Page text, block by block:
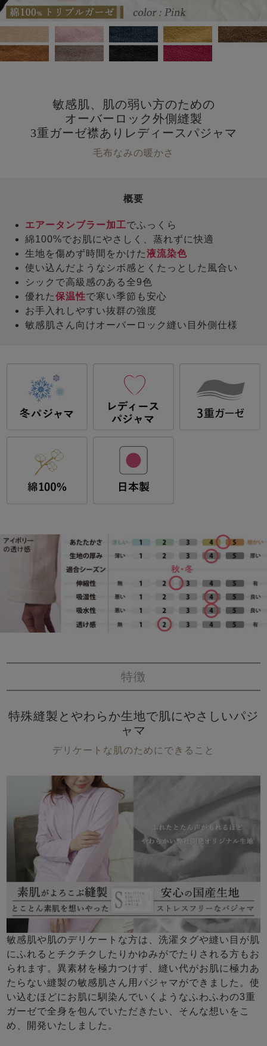
敏感肌、肌の弱い方のための
オーバーロック外側縫製
3重ガーゼ襟ありレディースパジャマ
毛布なみの暖かさ
概要
エアータンブラー加工でふっくら
綿100%でお肌にやさしく、蒸れずに快適
生地を傷めず時間をかけた液流染色
使い込んだようなシボ感とくたっとした風合い
シックで高級感のある全9色
優れた保温性で寒い季節も安心
お手入れしやすい抜群の強度
敏感肌さん向けオーバーロック縫い目外側仕様
特徴
特殊縫製とやわらか生地で肌にやさしいパジ
ャマ
デリケートな肌のためにできること
敏感肌や肌のデリケートな方は、洗濯タグや縫い目が肌
にふれるとチクチクしたりかゆみがでたりされる方もお
られます。異素材を極力つけず、縫い代がお肌に極力あ
たらない縫製の敏感肌さん用パジャマができました。使
い込むほどにお肌に馴染んでいくようなふわふわの3重
ガーゼで全身を包んでいただきたい、そんな想いをこ
め、開発いたしました。